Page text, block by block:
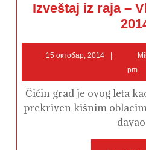
Izveštaj iz raja –
15 октобар, 2014
2014
pm
Čićin grad je ovog leta kao i veći deo Srbije, bio
prekriven kišnim
davao